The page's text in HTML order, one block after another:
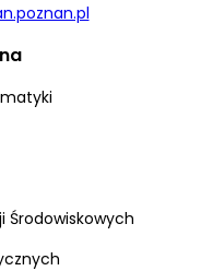
Środowiskowych